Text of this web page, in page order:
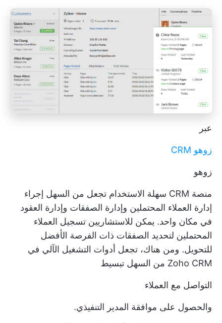
عبر
زوهو CRM
زوهو
منصة CRM سهلة الاستخدام تجعل من السهل إجراء
إدارة العملاء المحتملين وإدارة الصفقات وإدارة العقود
في مكان واحد. يمكن للاستشاريين تسجيل العملاء
المحتملين لتحديد الصفقات ذات الفرصة الأفضل
للتحويل. ومن هناك، تجعل أدوات التشغيل الآلي في
Zoho CRM من السهل تبسيط
التواصل مع العملاء
والحصول على موافقة المدير التنفيذي.